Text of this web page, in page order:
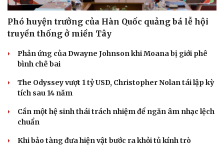
Phó huyện trưởng của Hàn Quốc quảng bá lễ hội
truyền thống ở miền Tây
Phản ứng của Dwayne Johnson khi Moana bị giới phê
bình chê bai
The Odyssey vượt 1 tỷ USD, Christopher Nolan tái lập kỳ
tích sau 14 năm
Cần một hệ sinh thái trách nhiệm để ngăn âm nhạc lệch
chuẩn
Khi bảo tàng đưa hiện vật bước ra khỏi tủ kính trò